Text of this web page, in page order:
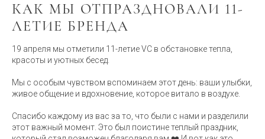
КАК МЫ ОТПРАЗДНОВАЛИ 11-
ЛЕТИЕ БРЕНДА
19 апреля мы отметили 11-летие VC в обстановке тепла,
красоты и уютных бесед.
Мы с особым чувством вспоминаем этот день: ваши улыбки,
живое общение и вдохновение, которое витало в воздухе.
Спасибо каждому из вас за то, что были с нами и разделили
этот важный момент. Это был поистине теплый праздник,